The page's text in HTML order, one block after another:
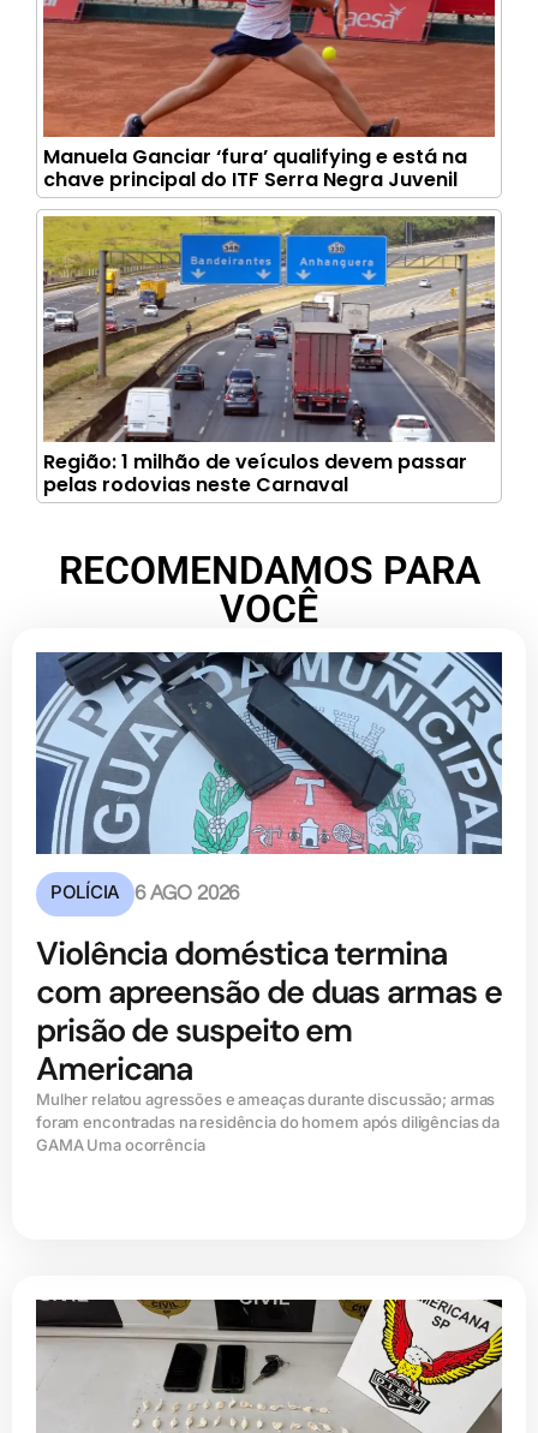
Manuela Ganciar ‘fura’ qualifying e está na
chave principal do ITF Serra Negra Juvenil
Região: 1 milhão de veículos devem passar
pelas rodovias neste Carnaval
RECOMENDAMOS PARA
VOCÊ
POLÍCIA 6 AGO 2026
Violência doméstica termina
com apreensão de duas armas e
prisão de suspeito em
Americana
Mulher relatou agressões e ameaças durante discussão; armas
foram encontradas na residência do homem após diligências da
GAMA Uma ocorrência